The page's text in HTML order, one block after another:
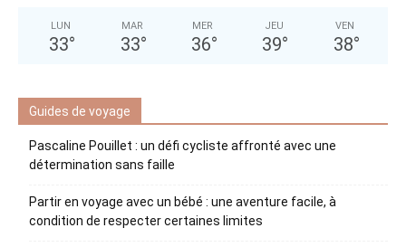
LUN
33°
MAR
33°
MER
36°
JEU
39°
VEN
38°
Guides de voyage
Pascaline Pouillet : un défi cycliste affronté avec une
détermination sans faille
Partir en voyage avec un bébé : une aventure facile, à
condition de respecter certaines limites